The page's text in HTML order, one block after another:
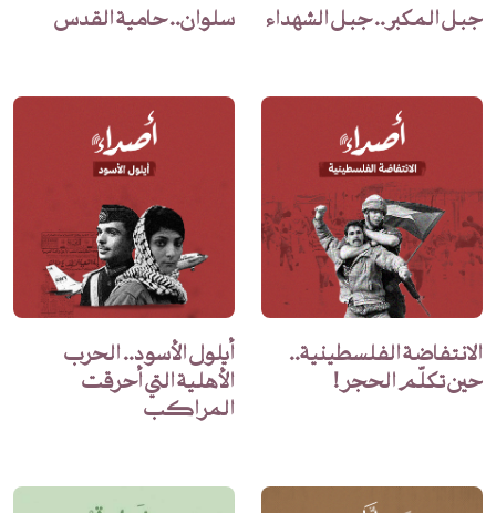
جبل المكبر.. جبل الشهداء سلوان.. حامية القدس
الانتفاضة الفلسطينية..
حين تكلّم الحجر!
أيلول الأسود.. الحرب
الأهلية التي أحرقت
المراكب